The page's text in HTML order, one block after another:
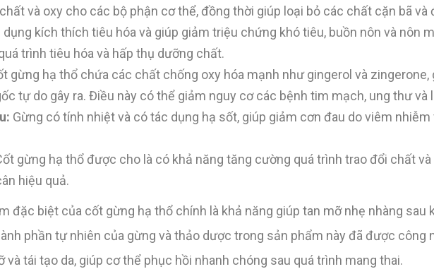
và oxy cho các bộ phận cơ thể, đồng thời giúp loại bỏ các chất cặn bã và
dụng kích thích tiêu hóa và giúp giảm triệu chứng khó tiêu, buồn nôn và nôn
trình tiêu hóa và hấp thụ dưỡng chất.
gừng hạ thổ chứa các chất chống oxy hóa mạnh như gingerol và zingerone,
tự do gây ra. Điều này có thể giảm nguy cơ các bệnh tim mạch, ung thư và
Gừng có tính nhiệt và có tác dụng hạ sốt, giúp giảm cơn đau do viêm
gừng hạ thổ được cho là có khả năng tăng cường quá trình trao đổi chất
hiệu quả.
đặc biệt của cốt gừng hạ thổ chính là khả năng giúp tan mỡ nhẹ nhàng sau
phần tự nhiên của gừng và thảo dược trong sản phẩm này đã được công
tái tạo da, giúp cơ thể phục hồi nhanh chóng sau quá trình mang thai.